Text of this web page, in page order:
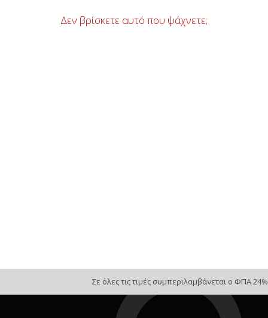
Δεν βρίσκετε αυτό που ψάχνετε;
Σε όλες τις τιμές συμπεριλαμβάνεται ο ΦΠΑ 24%